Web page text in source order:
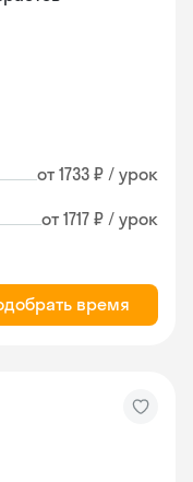
от 1733 ₽ / урок
от 1717 ₽ / урок
время